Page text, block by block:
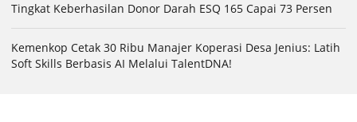
Tingkat Keberhasilan Donor Darah ESQ 165 Capai 73 Persen
Kemenkop Cetak 30 Ribu Manajer Koperasi Desa Jenius: Latih
Soft Skills Berbasis AI Melalui TalentDNA!